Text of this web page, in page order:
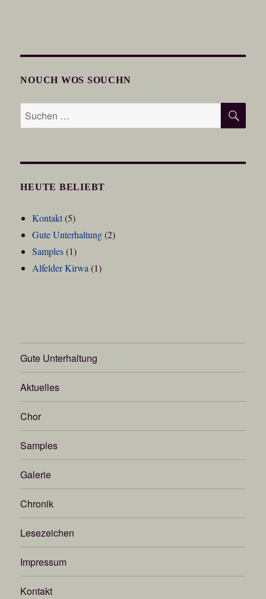
NOUCH WOS SOUCHN
Suchen
nach:
HEUTE BELIEBT
Kontakt (5)
Gute Unterhaltung (2)
Samples (1)
Alfelder Kirwa (1)
Gute Unterhaltung
Aktuelles
Chor
Samples
Galerie
Chronik
Lesezeichen
Impressum
Kontakt